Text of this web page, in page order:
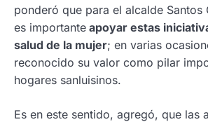
ponderó que para el alcalde Santos
es importante apoyar estas
salud de la mujer; en varias
reconocido su valor como pilar
hogares sanluisinos.
Es en este sentido, agregó, que las